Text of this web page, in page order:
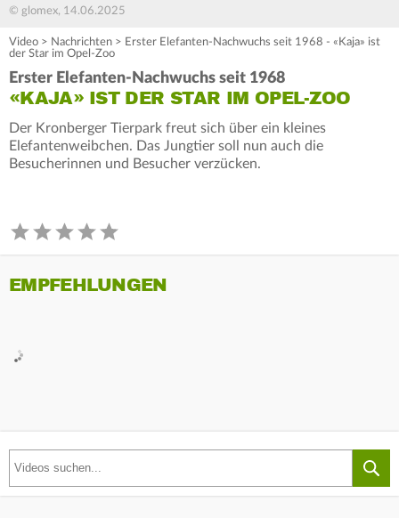
© glomex, 14.06.2025
Video > Nachrichten > Erster Elefanten-Nachwuchs seit 1968 - «Kaja» ist
der Star im Opel-Zoo
Erster Elefanten-Nachwuchs seit 1968
«KAJA» IST DER STAR IM OPEL-ZOO
Der Kronberger Tierpark freut sich über ein kleines
Elefantenweibchen. Das Jungtier soll nun auch die
Besucherinnen und Besucher verzücken.
EMPFEHLUNGEN